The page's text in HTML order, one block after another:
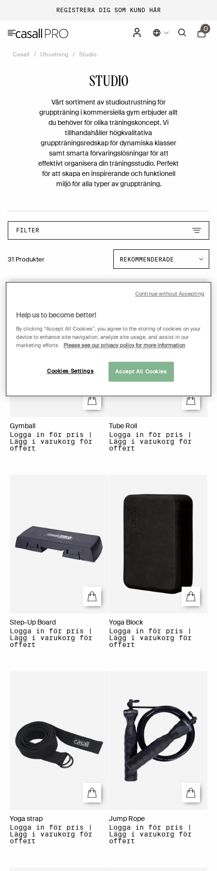
REGISTRERA DIG SOM KUND HÄR
0
Casall Utrustning Studio
STUDIO
Vårt sortiment av studioutrustning för
gruppträning i kommersiella gym erbjuder allt
du behöver för olika träningskoncept. Vi
tillhandahåller högkvalitativa
gruppträningsredskap för dynamiska klasser
samt smarta förvaringslösningar för att
effektivt organisera din träningsstudio. Perfekt
för att skapa en inspirerande och funktionell
miljö för alla typer av gruppträning.
FILTER
31 Produkter
Gymball
Logga in för pris |
Lägg i varukorg för
offert
Tube Roll
Logga in för pris |
Lägg i varukorg för
offert
Step-Up Board
Logga in för pris |
Lägg i varukorg för
offert
Yoga Block
Logga in för pris |
Lägg i varukorg för
offert
Yoga strap
Logga in för pris |
Lägg i varukorg för
offert
Jump Rope
Logga in för pris |
Lägg i varukorg för
offert
Help us to become better!
By clicking “Accept All Cookies”, you agree to the storing of cookies on your
device to enhance site navigation, analyze site usage, and assist in our
marketing efforts.
Please see our privacy policy for more information
Cookies Settings Accept All Cookies
Continue without Accepting